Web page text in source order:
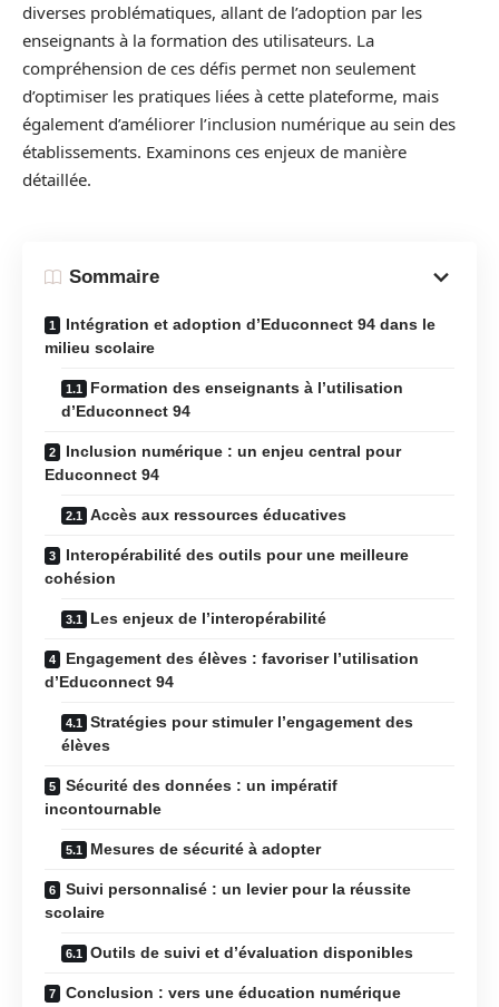
diverses problématiques, allant de l’adoption par les
enseignants à la formation des utilisateurs. La
compréhension de ces défis permet non seulement
d’optimiser les pratiques liées à cette plateforme, mais
également d’améliorer l’inclusion numérique au sein des
établissements. Examinons ces enjeux de manière
détaillée.
Sommaire
Intégration et adoption d’Educonnect 94 dans le
milieu scolaire
Formation des enseignants à l’utilisation
d’Educonnect 94
Inclusion numérique : un enjeu central pour
Educonnect 94
Accès aux ressources éducatives
Interopérabilité des outils pour une meilleure
cohésion
Les enjeux de l’interopérabilité
Engagement des élèves : favoriser l’utilisation
d’Educonnect 94
Stratégies pour stimuler l’engagement des
élèves
Sécurité des données : un impératif
incontournable
Mesures de sécurité à adopter
Suivi personnalisé : un levier pour la réussite
scolaire
Outils de suivi et d’évaluation disponibles
Conclusion : vers une éducation numérique